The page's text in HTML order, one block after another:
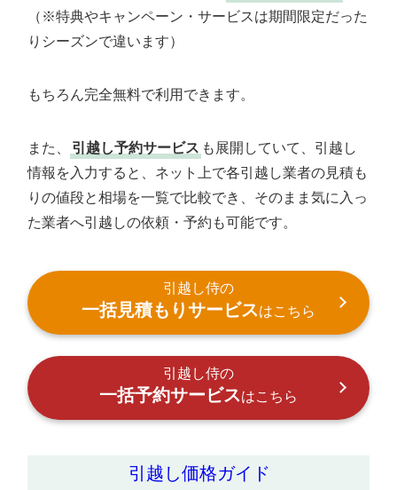
（※特典やキャンペーン・サービスは期間限定だった
りシーズンで違います）
もちろん完全無料で利用できます。
また、 引越し予約サービス も展開していて、引越し
情報を入力すると、ネット上で各引越し業者の見積も
りの値段と相場を一覧で比較でき、そのまま気に入っ
た業者へ引越しの依頼・予約も可能です。
引越し侍の
一括見積もりサービスはこちら
引越し侍の
一括予約サービスはこちら
引越し価格ガイド